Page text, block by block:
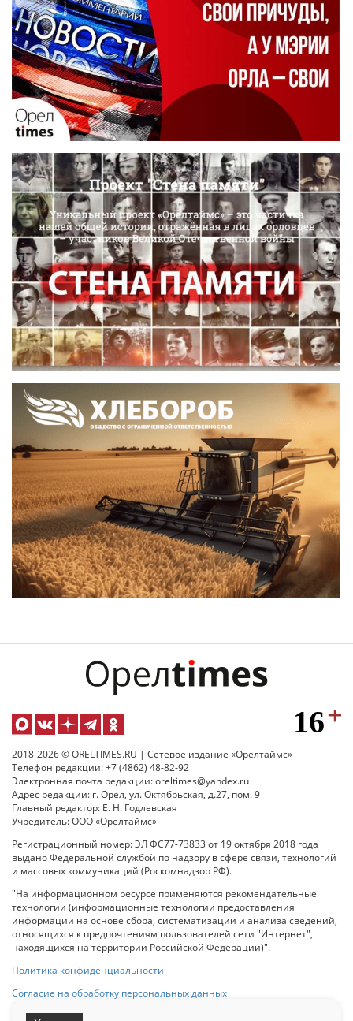
2018-2026 © ORELTIMES.RU | Сетевое издание «Орелтаймс»
Телефон редакции: +7 (4862) 48-82-92
Электронная почта редакции: oreltimes@yandex.ru
Адрес редакции: г. Орел, ул. Октябрьская, д.27, пом. 9
Главный редактор: Е. Н. Годлевская
Учредитель: ООО «Орелтаймс»
Регистрационный номер: ЭЛ ФС77-73833 от 19 октября 2018 года
выдано Федеральной службой по надзору в сфере связи, технологий
и массовых коммуникаций (Роскомнадзор РФ).
"На информационном ресурсе применяются рекомендательные
технологии (информационные технологии предоставления
информации на основе сбора, систематизации и анализа сведений,
относящихся к предпочтениям пользователей сети "Интернет",
находящихся на территории Российской Федерации)".
Политика конфиденциальности
Согласие на обработку персональных данных